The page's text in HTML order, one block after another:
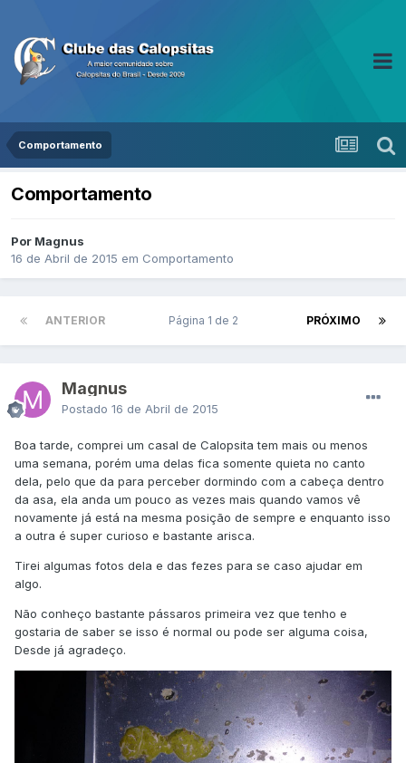
Comportamento
Comportamento
Por Magnus
16 de Abril de 2015 em Comportamento
ANTERIOR PRÓXIMO
Página 1 de 2
Magnus
Postado 16 de Abril de 2015
Boa tarde, comprei um casal de Calopsita tem mais ou menos
uma semana, porém uma delas fica somente quieta no canto
dela, pelo que da para perceber dormindo com a cabeça dentro
da asa, ela anda um pouco as vezes mais quando vamos vê
novamente já está na mesma posição de sempre e enquanto isso
a outra é super curioso e bastante arisca.
Tirei algumas fotos dela e das fezes para se caso ajudar em
algo.
Não conheço bastante pássaros primeira vez que tenho e
gostaria de saber se isso é normal ou pode ser alguma coisa,
Desde já agradeço.